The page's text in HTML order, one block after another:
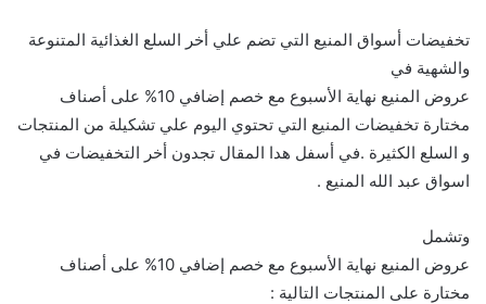
تخفيضات أسواق المنيع التي تضم علي أخر السلع الغذائية المتنوعة
والشهية في
عروض المنيع نهاية الأسبوع مع خصم إضافي 10% على أصناف
مختارة تخفيضات المنيع التي تحتوي اليوم علي تشكيلة من المنتجات
و السلع الكثيرة .في أسفل هدا المقال تجدون أخر التخفيضات في
اسواق عبد الله المنيع .
وتشمل
عروض المنيع نهاية الأسبوع مع خصم إضافي 10% على أصناف
مختارة على المنتجات التالية :